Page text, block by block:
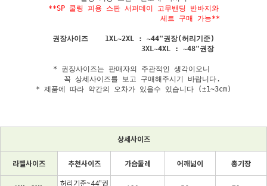
**SP 쿨링 피용 스판 서퍼데이 고무밴딩 반바지와
                           세트 구매 가능**
권장사이즈    1XL~2XL : ~44"권장(허리기준)
                     3XL~4XL : ~48"권장
* 권장사이즈는 판매자의 주관적인 생각이오니
* 제품에 따라 약간의 오차가 있을수 있습니다 (±1~3cm)
상세사이즈
라벨사이즈 추천사이즈 가슴둘레 어깨넓이 총기장
허리기준~44"권